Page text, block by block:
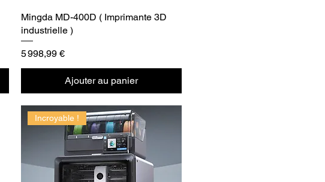
Mingda MD-400D ( Imprimante 3D
industrielle )
Prix
5 998,99 €
Ajouter au panier
Incroyable !